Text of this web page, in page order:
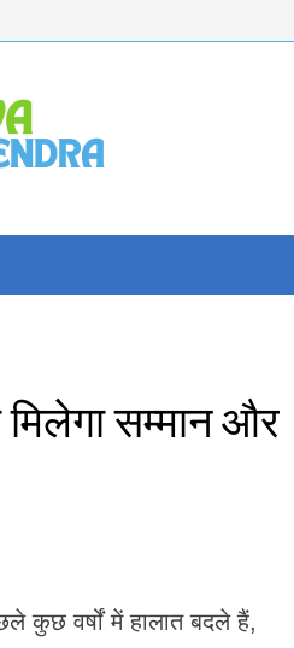
सम्मान और
कुछ वर्षों में हालात बदले हैं,